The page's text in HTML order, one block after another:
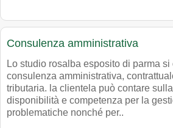
Consulenza amministrativa
Lo studio rosalba esposito di parma si
consulenza amministrativa,
tributaria. la clientela può contare
disponibilità e competenza per la
problematiche nonché per..